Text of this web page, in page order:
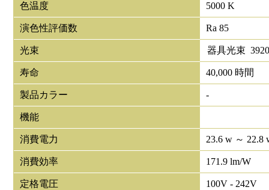
色温度 5000 K
演色性評価数 Ra 85
光束 器具光束
寿命 40,000 時間
製品カラー -
機能
消費電力 23.6 w ～ 22.8
消費効率 171.9 lm/W
定格電圧 100V - 242V